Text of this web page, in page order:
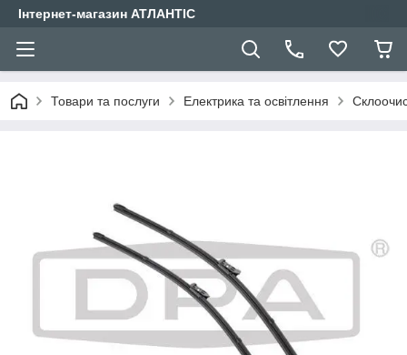
Інтернет-магазин АТЛАНТІС
Товари та послуги Електрика та освітлення